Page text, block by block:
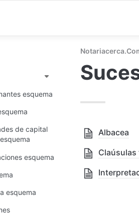
esquema
de capital
esquema
esquema
Albacea